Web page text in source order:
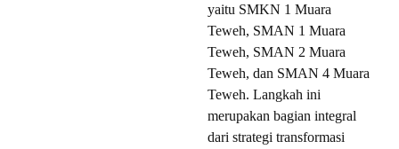
yaitu SMKN 1 Muara
Teweh, SMAN 1 Muara
Teweh, SMAN 2 Muara
Teweh, dan SMAN 4 Muara
Teweh. Langkah ini
merupakan bagian integral
dari strategi transformasi